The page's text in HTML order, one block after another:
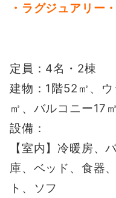
・ラグジュアリー
定員：4名・2棟
建物：1階52㎡、
㎡、バルコニー17㎡
設備：
【室内】冷暖房、
庫、ベッド、食器
ト、ソフ